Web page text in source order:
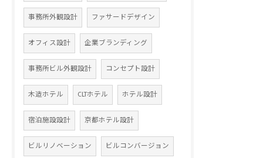
事務所外観設計 ファサードデザイン
オフィス設計 企業ブランディング
事務所ビル外観設計 コンセプト設計
木造ホテル CLTホテル ホテル設計
宿泊施設設計 京都ホテル設計
ビルリノベーション ビルコンバージョン